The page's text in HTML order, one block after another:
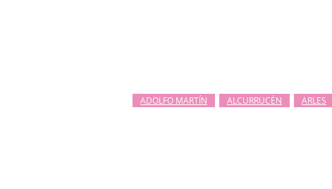
ADOLFO MARTÍN ALCURRUCÉN ARLES